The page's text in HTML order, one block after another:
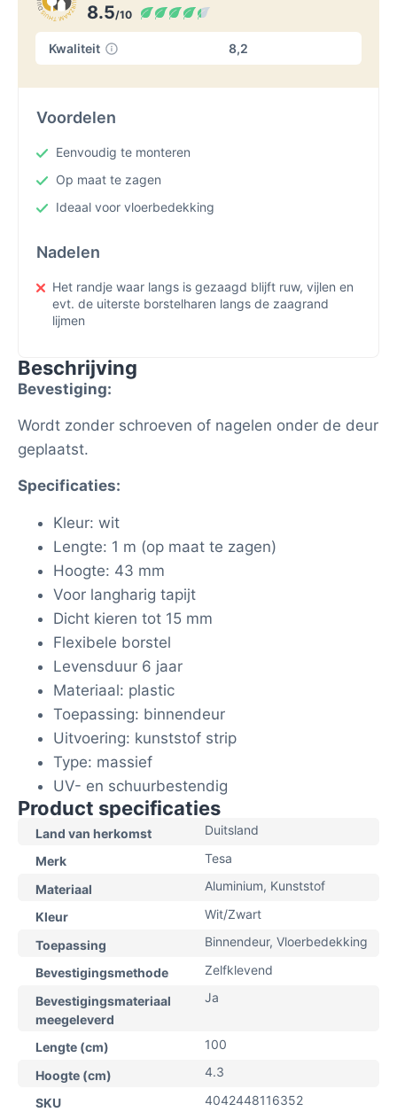
8.5/10
Kwaliteit 8,2
Voordelen
Eenvoudig te monteren
Op maat te zagen
Ideaal voor vloerbedekking
Nadelen
Het randje waar langs is gezaagd blijft ruw, vijlen en
evt. de uiterste borstelharen langs de zaagrand
lijmen
Beschrijving
Bevestiging:
Wordt zonder schroeven of nagelen onder de deur
geplaatst.
Specificaties:
Kleur: wit
Lengte: 1 m (op maat te zagen)
Hoogte: 43 mm
Voor langharig tapijt
Dicht kieren tot 15 mm
Flexibele borstel
Levensduur 6 jaar
Materiaal: plastic
Toepassing: binnendeur
Uitvoering: kunststof strip
Type: massief
UV- en schuurbestendig
Product specificaties
Land van herkomst Duitsland
Merk Tesa
Materiaal Aluminium, Kunststof
Kleur Wit/Zwart
Toepassing Binnendeur, Vloerbedekking
Bevestigingsmethode Zelfklevend
Bevestigingsmateriaal
meegeleverd
Ja
Lengte (cm) 100
Hoogte (cm) 4.3
SKU 4042448116352